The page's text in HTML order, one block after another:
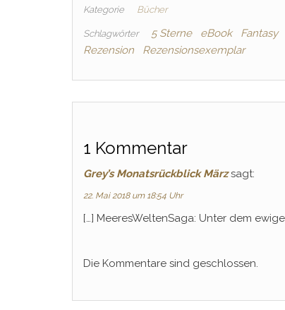
Kategorie Bücher
Schlagwörter 5 Sterne eBook Fantasy
Rezension
Rezensionsexemplar
1 Kommentar
Grey’s Monatsrückblick März sagt:
22. Mai 2018 um 18:54 Uhr
[…] MeeresWeltenSaga: Unter dem
Die Kommentare sind geschlossen.